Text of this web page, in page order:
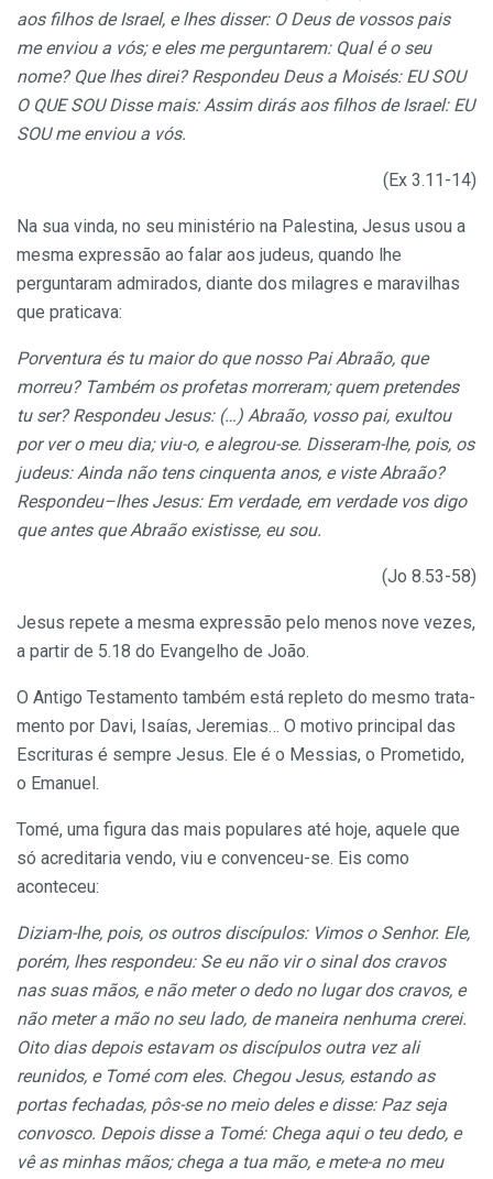
aos filhos de Israel, e lhes disser: O Deus de vossos pais
me enviou a vós; e eles me perguntarem: Qual é o seu
nome? Que lhes direi? Respondeu Deus a Moisés: EU SOU
O QUE SOU Disse mais: Assim dirás aos filhos de Israel: EU
SOU me enviou a vós.
(Ex 3.11-14)
Na sua vinda, no seu ministério na Palestina, Jesus usou a
mesma expressão ao falar aos judeus, quando lhe
perguntaram admirados, diante dos milagres e maravilhas
que praticava:
Porventura és tu maior do que nosso Pai Abraão, que
morreu? Também os profetas morreram; quem pretendes
tu ser? Respondeu Jesus: (…) Abraão, vosso pai, exultou
por ver o meu dia; viu-o, e alegrou-se. Disseram-lhe, pois, os
judeus: Ainda não tens cinquenta anos, e viste Abraão?
Respondeu–lhes Jesus: Em verdade, em verdade vos digo
que antes que Abraão existisse, eu sou.
(Jo 8.53-58)
Jesus repete a mesma expressão pelo menos nove vezes,
a partir de 5.18 do Evangelho de João.
O Antigo Testamento também está repleto do mesmo trata­
mento por Davi, Isaías, Jeremias… O motivo principal das
Escrituras é sempre Jesus. Ele é o Messias, o Prometido,
o Emanuel.
Tomé, uma figura das mais populares até hoje, aquele que
só acreditaria vendo, viu e convenceu-se. Eis como
aconteceu:
Diziam-lhe, pois, os outros discípulos: Vimos o Senhor. Ele,
porém, lhes respondeu: Se eu não vir o sinal dos cravos
nas suas mãos, e não meter o dedo no lugar dos cravos, e
não meter a mão no seu lado, de maneira nenhuma crerei.
Oito dias depois estavam os discípulos outra vez ali
reunidos, e Tomé com eles. Chegou Jesus, estando as
portas fechadas, pôs-se no meio deles e disse: Paz seja
convosco. Depois disse a Tomé: Chega aqui o teu dedo, e
vê as minhas mãos; chega a tua mão, e mete-a no meu